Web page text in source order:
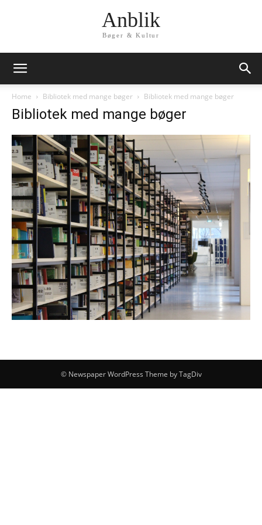
Anblik
Bøger & Kultur
Home Bibliotek med mange bøger Bibliotek med mange bøger
Bibliotek med mange bøger
© Newspaper WordPress Theme by TagDiv